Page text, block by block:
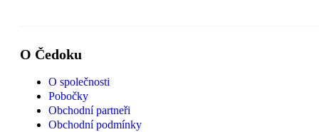
O Čedoku
O společnosti
Pobočky
Obchodní partneři
Obchodní podmínky